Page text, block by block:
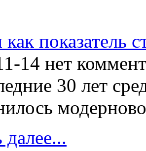
показатель
14 нет
30 лет
далее...